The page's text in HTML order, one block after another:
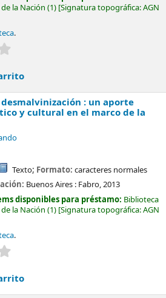
la Nación (1) Signatura topográfica:AGN
.
: un aporte
y cultural en el marco de la
Texto; Formato: caracteres normales
Buenos Aires : Fabro,2013
disponibles para préstamo: Biblioteca
la Nación (1) Signatura topográfica:AGN
.